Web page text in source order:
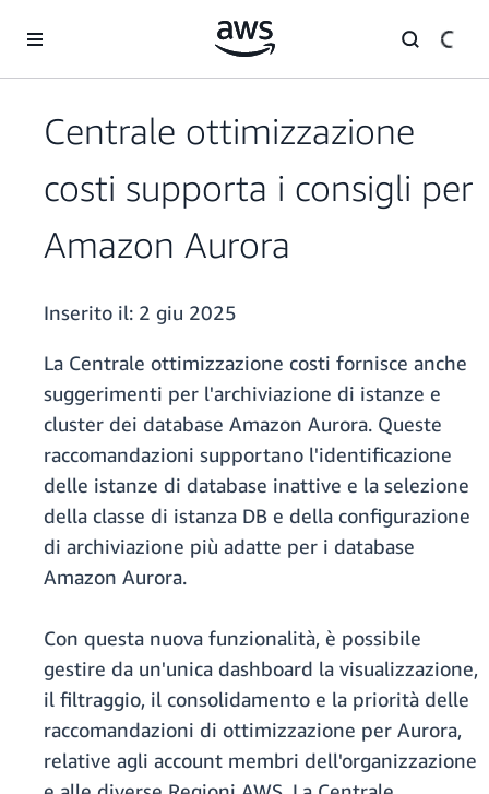
Centrale ottimizzazione
costi supporta i consigli per
Amazon Aurora
Inserito il: 2 giu 2025
La Centrale ottimizzazione costi fornisce anche
suggerimenti per l'archiviazione di istanze e
cluster dei database Amazon Aurora. Queste
raccomandazioni supportano l'identificazione
delle istanze di database inattive e la selezione
della classe di istanza DB e della configurazione
di archiviazione più adatte per i database
Amazon Aurora.
Con questa nuova funzionalità, è possibile
gestire da un'unica dashboard la visualizzazione,
il filtraggio, il consolidamento e la priorità delle
raccomandazioni di ottimizzazione per Aurora,
relative agli account membri dell'organizzazione